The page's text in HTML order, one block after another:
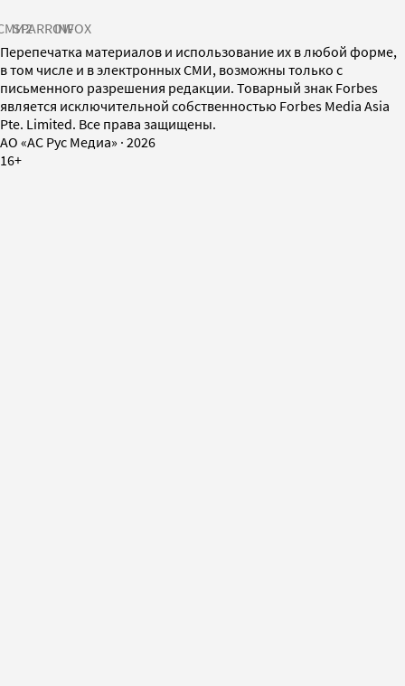
SPARROWINFOX
Перепечатка материалов и использование их в любой форме,
в том числе и в электронных СМИ, возможны только с
письменного разрешения редакции. Товарный знак Forbes
является исключительной собственностью Forbes Media Asia
Pte. Limited. Все права защищены.
AO «АС Рус Медиа» · 2026
16+